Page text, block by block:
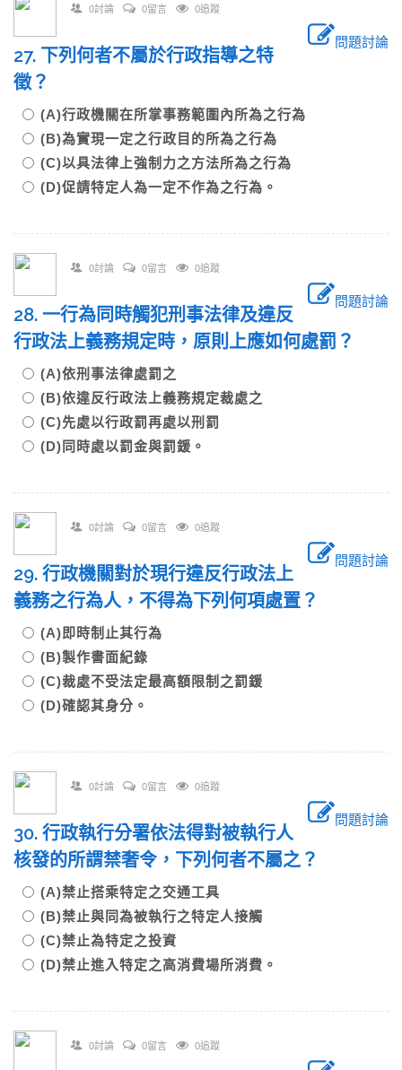
0討論 0留言 0追蹤
問題討論
27. 下列何者不屬於行政指導之特
徵？
(A)行政機關在所掌事務範圍內所為之行為
(B)為實現一定之行政目的所為之行為
(C)以具法律上強制力之方法所為之行為
(D)促請特定人為一定不作為之行為。
0討論 0留言 0追蹤
問題討論
28. 一行為同時觸犯刑事法律及違反
行政法上義務規定時，原則上應如何處罰？
(A)依刑事法律處罰之
(B)依違反行政法上義務規定裁處之
(C)先處以行政罰再處以刑罰
(D)同時處以罰金與罰鍰。
0討論 0留言 0追蹤
問題討論
29. 行政機關對於現行違反行政法上
義務之行為人，不得為下列何項處置？
(A)即時制止其行為
(B)製作書面紀錄
(C)裁處不受法定最高額限制之罰鍰
(D)確認其身分。
0討論 0留言 0追蹤
問題討論
30. 行政執行分署依法得對被執行人
核發的所謂禁奢令，下列何者不屬之？
(A)禁止搭乘特定之交通工具
(B)禁止與同為被執行之特定人接觸
(C)禁止為特定之投資
(D)禁止進入特定之高消費場所消費。
0討論 0留言 0追蹤